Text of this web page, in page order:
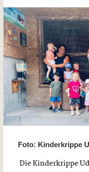
Foto: Kinderkrippe
Die Kinderkrippe